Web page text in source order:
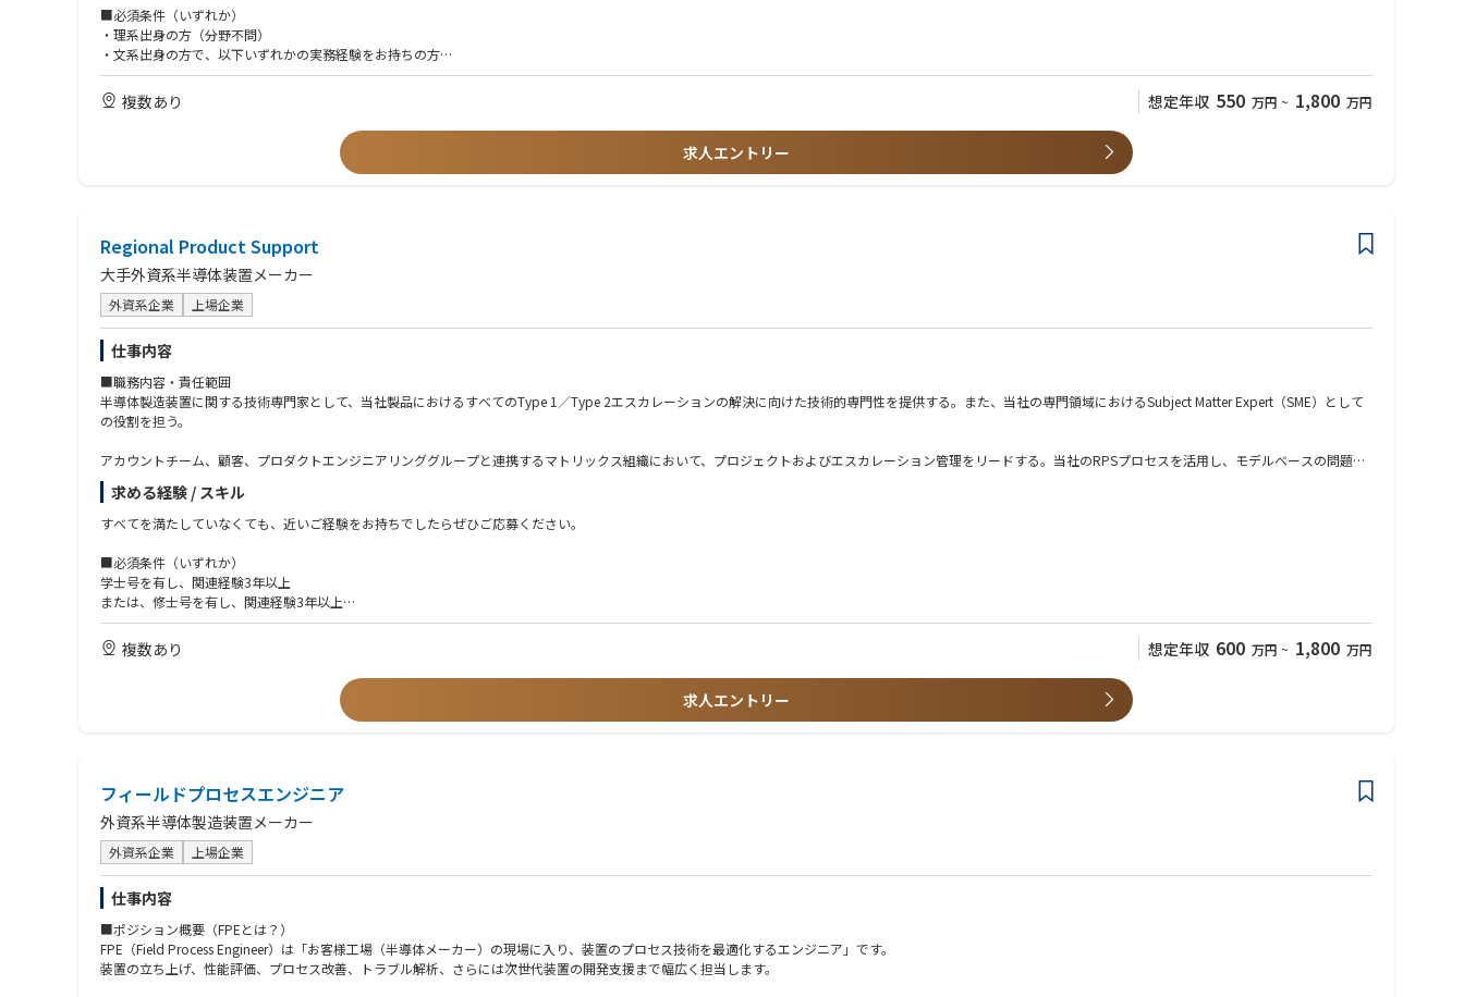
①カスタマーサポート、オンサイト業務：
・新規納入装置の立ち上げ：据え付け、組み立て、調整、性能確認
・装置のサポート：メンテナンス作業、故障修理等
・アジアを中心とした他リージョンへの立ち上げ等サポート
エスカレーション対応：
・国内テクニカルグループへのエスカレーションレポート作成
・US含むサポート部隊と連携による解決策の立案、実行、顧客報告
・故障対応
・評価サポート：データ取得、改善等
・量産機対応向け準備：不具合点フィードバック、手順書作成、必要治具等
④その他
・品質問題レポート、問題レポート等作成
・安全、品質問題防止のための事前検知レポート作成
・顧客向け定例会議の資料作成、説明等
■入社後の充実した研修
スキルやキャッチアップ状況に応じて1～2カ月の研修があります。その後は、OJTでフォローとなります。半年後位を目途に、装置を触り始め、2年後目途に独り立ちを頂くイメージです。
■出張について
・出張無し拠点
北海道オフィス
広島オフィス
四日市テクノロジーセンター※四日市拠点のみ入社後1～2年目に研修の一環で北上への出張が生じる場合がございます。
・出張有り拠点
本社(新横浜)
■幅広いキャリアパス
※本ポジションからのキャリアパスとなります※
顧客への高度な技術提案やトラブル解決をリード
3. フィールドプロセスエンジニア／リージョナルテクノロジーエンジニア
顧客要求に基づくプロセス条件の確立、評価、改善
新装置のプロセス立ち上げや歩留まり改善、次世代技術開発サポート
4. テクニカルサポート／アプリケーションエンジニア
顧客からの技術問い合わせ対応、製品改善へのフィードバック
本社開発部門との橋渡し役
5. マネジメント職（チームリーダー → マネージャー）
顧客からの技術問い合わせ対応、製品改善へのフィードバック
本社開発部門との橋渡し役
■必須条件（いずれか）
・理系出身の方（分野不問）
・文系出身の方で、以下いずれかの実務経験をお持ちの方
サービスエンジニア、保全、製造、組立、加工、設備・装置の操作、トラブルシューティング、品質管理、試験・評価、解析、機械いじりが伴う業務、簡易プログラミング経験、顧客対応を含む技術系業務、ラインの
管理
これまでのご経験を、半導体・装置分野で活かせます。
検査装置を扱ったご経験
▼ 半導体・製造プロセス系
半導体製造装置メーカー、または半導体デバイスメーカーでの業務経験
生産技術、歩留まり改善、トラブル対応の経験
以下いずれかの製品・工程に関わった経験
Deposition（薄膜）
Etching（エッチング）
Wet Clean（洗浄）
PLP／パネル加工
▼ 電気・機械・設計・IT系
機械設計経験、CADの知識
電気設計、電気電子分野の知見
プログラミング経験（言語不問）
Linuxの知見
▼ コミュニケーション・調整力
顧客対応経験
社内外・多部門との連携、調整業務の経験
■語学スキルについて
英語の読み書きに抵抗がない方
（マニュアル理解、メール対応が中心。会話力は必須ではありません）
複数あり 想定年収 550 万円 ~ 1,800 万円
求人エントリー
Regional Product Support
大手外資系半導体装置メーカー
外資系企業 上場企業
仕事内容
■職務内容・責任範囲
半導体製造装置に関する技術専門家として、当社製品におけるすべてのType 1／Type 2エスカレーションの解決に向けた技術的専門性を提供する。また、当社の専門領域におけるSubject Matter Expert（SME）として
の役割を担う。
アカウントチーム、顧客、プロダクトエンジニアリンググループと連携するマトリックス組織において、プロジェクトおよびエスカレーション管理をリードする。当社のRPSプロセスを活用し、モデルベースの問題解
決、DoE（実験計画法）、データ分析を通じて、複雑な装置課題の解決を推進する。
グローバル組織の中で、間接的な監督下においても自律的に業務を遂行できるセルフスターターであること。
顧客およびアカウントチームの技術的要件をエンジニアリング・プロダクトグループへ代表して伝え、エンジニアリングCIP、生産性向上、ドキュメント更新を通じた改善を推進する。
問題解決能力および技術力を活用し、プロダクトグループと連携して、必要に応じてアルファ／ベータシステムのアップグレードや構築を支援する。また、アルファ／ベータ装置の導入時にはプロダクトグループと協
当社のナレッジマネジメントを効果的に活用し、エスカレーションの解決を図る。また、Escalation Solver、Community of Specialists（CoS）の活用、ならびにローカルおよびリージョナルのアカウントチーム向け
知識共有クラスの開催を通じて、Lamの世界中の技術コミュニティと積極的に知識を共有する。
エスカレーション管理およびファブ／サイトでの日常的なやり取りを通じて、ローカルのアカウントチームエンジニアを指導・育成する。また、エスカレーションに至っていない課題への対応を支援し、エスカレーシ
置く。
顧客に対して、会社を代表する立場としてプロフェッショナルに対応する。会社の製品ラインおよびFKMに関する知識を活用し、新たな追加ニーズが確認された際には、既存顧客および潜在顧客に適切な情報を提供す
る。
エスカレーション対応、システムアップグレード、評価の過程において、良好な顧客関係を構築する。
求める経験 / スキル
すべてを満たしていなくても、近いご経験をお持ちでしたらぜひご応募ください。
■必須条件（いずれか）
学士号を有し、関連経験3年以上
または、修士号を有し、関連経験3年以上
または、実務経験なしの博士号取得者
または、上記に相当する実務経験を有する方
複数あり 想定年収 600 万円 ~ 1,800 万円
求人エントリー
フィールドプロセスエンジニア
外資系半導体製造装置メーカー
外資系企業 上場企業
仕事内容
■ポジション概要（FPEとは？）
FPE（Field Process Engineer）は「お客様工場（半導体メーカー）の現場に入り、装置のプロセス技術を最適化するエンジニア」です。
装置の立ち上げ、性能評価、プロセス改善、トラブル解析、さらには次世代装置の開発支援まで幅広く担当します。